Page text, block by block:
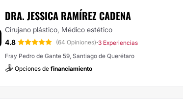
DRA. JESSICA RAMÍREZ CADENA
Cirujano plástico, Médico estético
4.8
(64 Opiniones)·3 Experiencias
Fray Pedro de Gante 59, Santiago de Querétaro
Opciones de financiamiento